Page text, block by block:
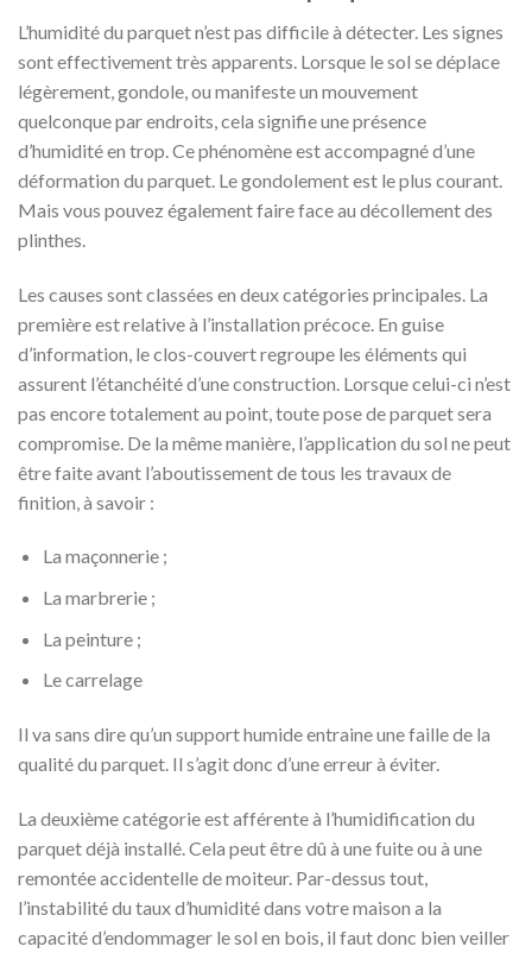
L’humidité du parquet n’est pas difficile à détecter. Les signes
sont effectivement très apparents. Lorsque le sol se déplace
légèrement, gondole, ou manifeste un mouvement
quelconque par endroits, cela signifie une présence
d’humidité en trop. Ce phénomène est accompagné d’une
déformation du parquet. Le gondolement est le plus courant.
Mais vous pouvez également faire face au décollement des
plinthes.
Les causes sont classées en deux catégories principales. La
première est relative à l’installation précoce. En guise
d’information, le clos-couvert regroupe les éléments qui
assurent l’étanchéité d’une construction. Lorsque celui-ci n’est
pas encore totalement au point, toute pose de parquet sera
compromise. De la même manière, l’application du sol ne peut
être faite avant l’aboutissement de tous les travaux de
finition, à savoir :
La maçonnerie ;
La marbrerie ;
La peinture ;
Le carrelage
Il va sans dire qu’un support humide entraine une faille de la
qualité du parquet. Il s’agit donc d’une erreur à éviter.
La deuxième catégorie est afférente à l’humidification du
parquet déjà installé. Cela peut être dû à une fuite ou à une
remontée accidentelle de moiteur. Par-dessus tout,
l’instabilité du taux d’humidité dans votre maison a la
capacité d’endommager le sol en bois, il faut donc bien veiller